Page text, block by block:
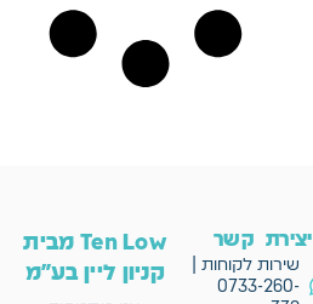
יצירת קשר
שירות לקוחות |
0733-260-
Ten Low מבית
קניון ליין בע"מ